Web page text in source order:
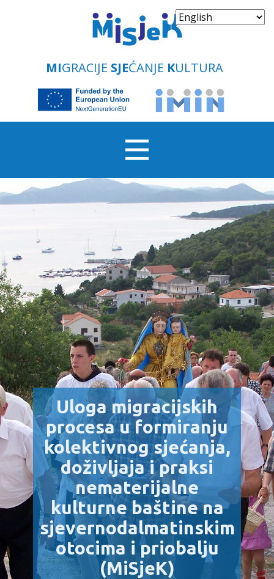
MIGRACIJE SJEĆANJE KULTURA
Uloga migracijskih
procesa u formiranju
kolektivnog sjećanja,
doživljaja i praksi
nematerijalne
kulturne baštine na
sjevernodalmatinskim
otocima i priobalju
(MiSjeK)